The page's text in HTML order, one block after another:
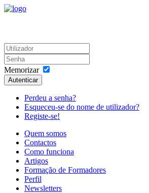
Memorizar
Autenticar
Perdeu a senha?
Esqueceu-se do nome de utilizador?
Registe-se!
Quem somos
Contactos
Como funciona
Artigos
Formação de Formadores
Perfil
Newsletters